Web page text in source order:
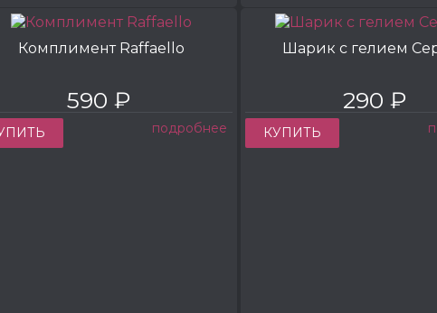
Комплимент Raffaello
590 ₽
подробнее
Шарик с гелием
290 ₽
КУПИТЬ